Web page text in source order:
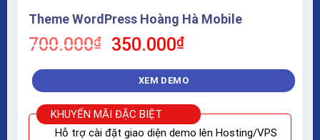
Theme WordPress Hoàng Hà Mobile
700.000₫
Giá
700.000₫.
350.000₫Giá
tại
là:
350.000₫.
XEM DEMO
KHUYẾN MÃI ĐẶC BIỆT
Hỗ trợ cài đặt giao diện demo lên Hosting/VPS